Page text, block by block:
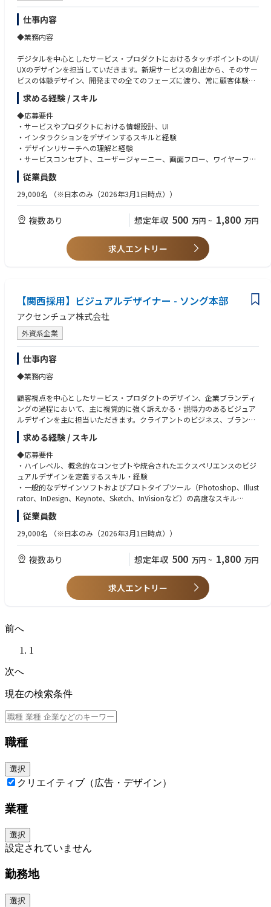
仕事内容
◆業務内容
デジタルを中心としたサービス・プロダクトにおけるタッチポイントのUI/
UXのデザインを担当していだきます。新規サービスの創出から、そのサー
ビスの体験デザイン、開発までの全てのフェーズに渡り、常に顧客体験を
中心に据え置いたUI/UXのデザインを担っていただきます。アクセンチュ
アの総合力を持って、より大きな経営・事業変革・社会環境問題のテーマ
に取り組むことで、世の中の人々の生活や社会にインパクトを与え、企業
ブランドの価値を高めます。
<具体的な業務内容例>
・デザインリサーチを設計・実施し、結果からインサイトを発見
・プロダクトのコンセプト策定から顧客体験
・サービスフロー、情報設計、UI
・インタラクションなどをデザイン・デザイナーやコンサルタントやエン
ジニアなど各種専門家、クライアントと共創
・グローバルのメンバーとの連携・共創・社内外の最新事例や専門知識を
求める経験 / スキル
◆応募要件
・サービスやプロダクトにおける情報設計、UI
・インタラクションをデザインするスキルと経験
・デザインリサーチへの理解と経験
・サービスコンセプト、ユーザージャーニー、画面フロー、ワイヤーフレ
ームなどを作成するスキル・経験・顧客体験を中心としたデザインプロセ
スに関する知識
・プロトタイプなど、プロトタイピング手法への深い理解と経験
リューションへ深い理解
・クライアントや他チームのメンバーとの共創経験
・デザインリサーチ、ビジュアルデザイン、コンテンツデザインなど、幅
広いデザインに関する専門分野についての理解と、自身のプライマリスキ
ルセットをより洗練させながら、幅広いスキルセット・専門分野を拡大し
下記いずれか該当する経験をお持ちの方。
・ビジネスレベルの英語でのコミュニケーションスキル（マネージャー以
上は特に必須）
・グラフィックデザイン
・イラストレーションスキル・デザインコミュニティへの積極的な参加や
ネットワーキング
・メディアやコミュニティへ向けたデザイン領域の執筆活動
従業員数
29,000名 （※日本のみ（2026年3月1日時点））
複数あり 想定年収 500 万円 ~ 1,800 万円
求人エントリー
【関西採用】ビジュアルデザイナー - ソング本部
アクセンチュア株式会社
外資系企業
仕事内容
◆業務内容
顧客視点を中心としたサービス・プロダクトのデザイン、企業ブランディ
ングの過程において、主に視覚的に強く訴えかる・説得力のあるビジュア
ルデザインを主に担当いただきます。クライアントのビジネス、ブラン
ド、顧客に対しての高度な理解に基づき、視覚的なアプローチでアイディ
アを魅力的なソリューションとして具現化します。アクセンチュアの総合
力を持って、より大きな経営・事業変革・社会環境問題のテーマに取り組
むことで、世の中の人々の生活や社会にインパクトを与え、企業ブランド
の価値を高めます。
◆業務内容
顧客視点を中心としたサービス・プロダクトのデザイン、企業ブランディ
ングの過程において、主に視覚的に強く訴えかる・説得力のあるビジュア
ルデザインを主に担当いただきます。クライアントのビジネス、ブラン
ド、顧客に対しての高度な理解に基づき、視覚的なアプローチでアイディ
アを魅力的なソリューションとして具現化します。アクセンチュアの総合
むことで、世の中の人々の生活や社会にインパクトを与え、企業ブランド
の価値を高めます。
・デザインリサーチを設計・実施し、結果からインサイトを発見
・サービス・プロダクトのコンセプト策定から顧客体験
ジュアルデザインを使ってプロジェクトを加速させる
デジタルタッチポイントへ変換・デザイナーやコンサルタントやエンジニ
アなど各種専門家、クライアントと共創
・グローバルのメンバーとの連携・共創・社内外の最新事例や専門知識を
把握し、デザインプロセスやサービス自体に組み込む
求める経験 / スキル
◆応募要件
・ハイレベル、概念的なコンセプトや統合されたエクスペリエンスのビジ
ュアルデザインを定義するスキル・経験
・一般的なデザインソフトおよびプロトタイプツール（Photoshop、Illust
rator、InDesign、Keynote、Sketch、InVisionなど）の高度なスキル
・顧客体験を中心としたデザインプロセスに関する広範な知識
・デザインリサーチへの理解と経験
・企業ブランディング、サービスブランディングへの深い理解
・デジタル・テクノロジー領域に関する知識と好奇心、およびデザインソ
リューションへ深い理解
・クライアントや他チームのメンバーとの共創経験
・デザインリサーチ、ビジュアルデザイン、コンテンツデザインなど、幅
広いデザインに関する専門分野についての理解と、自身のプライマリスキ
・ビジネスレベルの英語でのコミュニケーションスキル（マネージャー以
・プロダクトデザインのスキル、実務経験・広告領域でのビジュアルデザ
・ビデオ編集、モーショングラフィックス、プロトタイピングソフトウェ
アの経験
・企業ブランディング、サービスブランディングの経験
・デザインコミュニティへの積極的な参加やネットワーキング
・メディアやコミュニティへ向けたデザイン領域の執筆活動
従業員数
29,000名 （※日本のみ（2026年3月1日時点））
複数あり 想定年収 500 万円 ~ 1,800 万円
求人エントリー
前へ
1
次へ
現在の検索条件
職種
選択
クリエイティブ（広告・デザイン）
業種
選択
設定されていません
勤務地
選択